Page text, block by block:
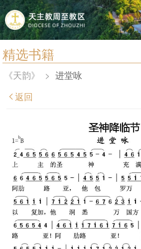
精选书籍
首页
宗教法规
信仰文萃
教会圣月
《天韵》 > 进堂咏
返回